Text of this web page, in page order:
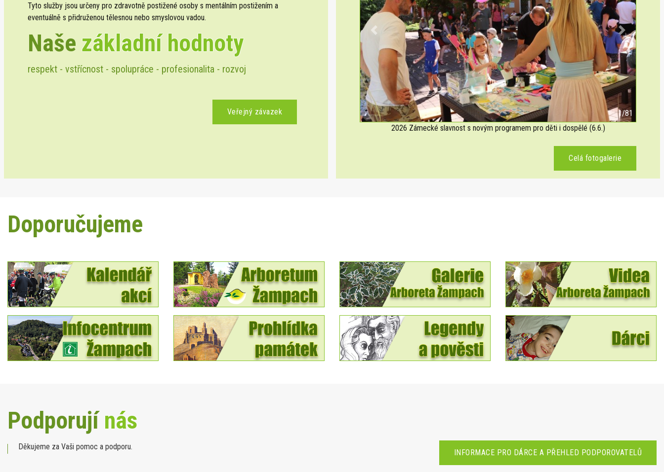
Tyto služby jsou určeny pro zdravotně postižené osoby s mentálním postižením a
eventuálně s přidruženou tělesnou nebo smyslovou vadou.
Naše základní hodnoty
respekt - vstřícnost - spolupráce - profesionalita - rozvoj
Veřejný závazek 2/81
Previous Next
2026 Zámecké slavnost s novým programem pro děti i dospělé (6.6.)
Celá fotogalerie
Doporučujeme
Podporujínás
Děkujeme za Vaši pomoc a podporu.
INFORMACE PRO DÁRCE A PŘEHLED PODPOROVATELŮ